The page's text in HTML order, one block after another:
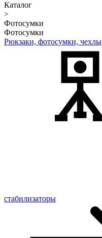
Каталог
>
Фотосумки
Фотосумки
Рюкзаки, фотосумки, чехлы
стабилизаторы